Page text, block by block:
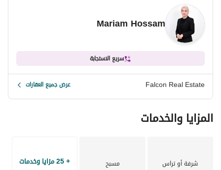
Mariam Hossam
سريع الاستجابة
Falcon Real Estate عرض جميع العقارات
المزايا والخدمات
شرفة أو تراس مسبح + 25 مزايا وخدمات